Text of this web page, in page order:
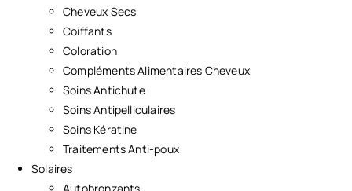
Cheveux Secs
Coiffants
Coloration
Compléments Alimentaires Cheveux
Soins Antichute
Soins Antipelliculaires
Soins Kératine
Traitements Anti-poux
Solaires